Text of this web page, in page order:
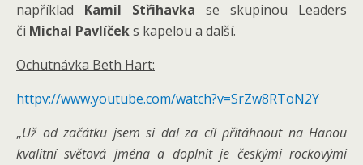
například Kamil Střihavka se skupinou Leaders
či Michal Pavlíčeks kapelou a další.
Ochutnávka Beth Hart:
httpv://www.youtube.com/watch?v=SrZw8RToN2Y
„Už od začátku jsem si dal za cíl přitáhnout na Hanou
kvalitní světová jména a doplnit je českými rockovými